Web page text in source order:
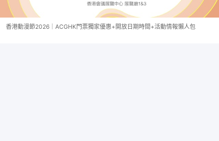
香港動漫節2026｜ACGHK門票獨家優惠+開放日期時間+活動情報懶人包